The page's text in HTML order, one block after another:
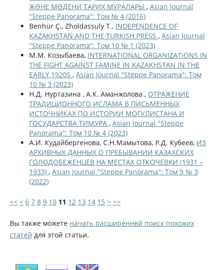
ЖƏНЕ МƏДЕНИ ТАРИХ МҰРАЛАРЫ , Asian Journal
"Steppe Panorama": Том № 4 (2016)
Benhür Ç., Zholdassuly T., INDEPENDENCE OF
KAZAKHSTAN AND THE TURKISH PRESS , Asian Journal
"Steppe Panorama": Том 10 № 1 (2023)
М.М. Козыбаева, INTERNATIONAL ORGANIZATIONS IN
THE FIGHT AGAINST FAMINE IN KAZAKHSTAN IN THE
EARLY 1920S , Asian Journal "Steppe Panorama": Том
10 № 3 (2023)
Н.Д. Нуртазина , А.К. Аманжолова , ОТРАЖЕНИЕ
ТРАДИЦИОННОГО ИСЛАМА В ПИСЬМЕННЫХ
ИСТОЧНИКАХ ПО ИСТОРИИ МОГУЛИСТАНА И
ГОСУДАРСТВА ТИМУРА , Asian Journal "Steppe
Panorama": Том 10 № 4 (2023)
А.И. Кудайбергенова, С.Н.Мамытова, Р.Д. Кубеев, ИЗ
АРХИВНЫХ ДАННЫХ О ПРЕБЫВАНИИ КАЗАХСКИХ
ГОЛОДОБЕЖЕНЦЕВ НА МЕСТАХ ОТКОЧЕВКИ (1931 –
1933) , Asian Journal "Steppe Panorama": Том 9 № 3
(2022)
<< < 6 7 8 9 10 11 12 13 14 15 > >>
Вы также можете начать расширеннвй поиск похожих
статей для этой статьи.